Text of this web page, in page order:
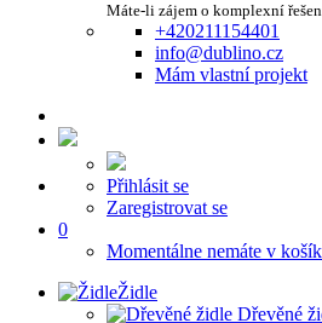
Máte-li zájem o komplexní
+420211154401
info@dublino.cz
Mám vlastní projekt
Přihlásit se
Zaregistrovat se
0
Momentálne nemáte v
Židle
Dřevěné